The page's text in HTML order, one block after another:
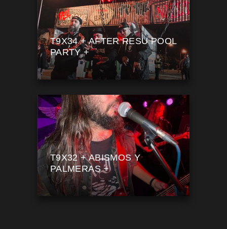
T9X34 + AFTER RESU POOL
PARTY +
T9X32 + ABISMOS Y
PALMERAS +